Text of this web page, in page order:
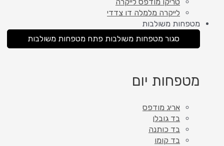
לייקרה מלמלה דו צדדי
מטפחות משולבות
סגור מטפחות משולבות פתח מטפחות משולבות
מטפחות יום
אריג מודפס
בד גובלן
בד כותנה
בד קומו